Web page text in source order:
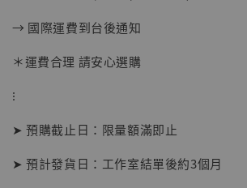
【現貨】BJSTUDIO 1/6系列可
子彈飛 鵝城縣長 張麻子 [BK01]
NT$ 4,980
→ 國際運費到台後通知
＊運費合理 請安心選購
⁝
➤ 預購截止日：限量額滿即止
➤ 預計發貨日：工作室結單後約3個月